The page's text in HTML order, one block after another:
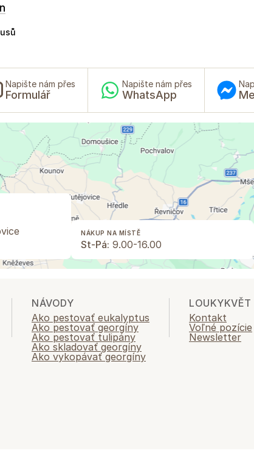
Napište nám přes
Formulář
Napište nám přes
WhatsApp
NÁKUP NA MÍSTĚ
St-Pá: 9.00-16.00
NÁVODY
Ako pestovať eukalyptus
Ako pestovať georgíny
Ako pestovať tulipány
Ako skladovať georgíny
Ako vykopávať georgíny
LOUKYKVĚT
Kontakt
Voľné pozície
Newsletter